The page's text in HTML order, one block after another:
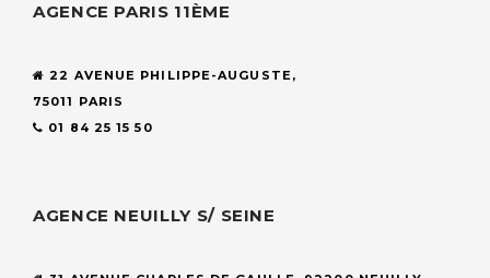
AGENCE PARIS 11ÈME
22 AVENUE PHILIPPE-AUGUSTE,
75011 PARIS
01 84 25 15 50
AGENCE NEUILLY S/ SEINE